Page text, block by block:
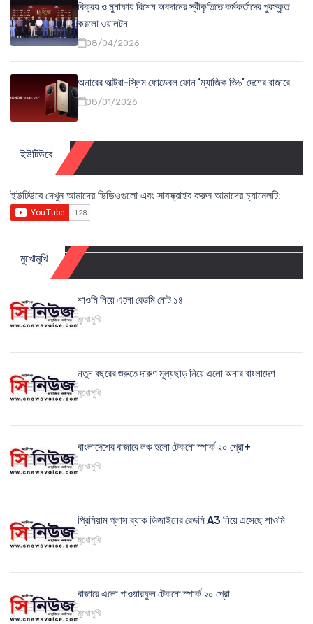
বিক্রয় ও মুনাফায় বিশেষ অবদানের স্বীকৃতিতে কর্মকর্তাদের পুরস্কৃত
করলো ওয়ালটন
08/04/2026
অনারের আল্ট্রা-স্লিম ফোল্ডেবল ফোন ‘ম্যাজিক ভি৬’ দেশের বাজারে
08/01/2026
ইউটিউবে
ইউটিউবে দেখুন আমাদের ভিডিওগুলো এবং সাবস্ক্রাইব করুন আমাদের চ্যানেলটি:
মুখোমুখি
শাওমি নিয়ে এলো রেডমি নোট ১৪
মুখোমুখি
নতুন বছরের শুরুতে দারুণ মূল্যছাড় নিয়ে এলো অনার বাংলাদেশ
মুখোমুখি
বাংলাদেশের বাজারে লঞ্চ হলো টেকনো স্পার্ক ২০ প্রো+
মুখোমুখি
প্রিমিয়াম গ্লাস ব্যাক ডিজাইনের রেডমি A3 নিয়ে এসেছে শাওমি
মুখোমুখি
বাজারে এলো পাওয়ারফুল টেকনো স্পার্ক ২০ প্রো
মুখোমুখি